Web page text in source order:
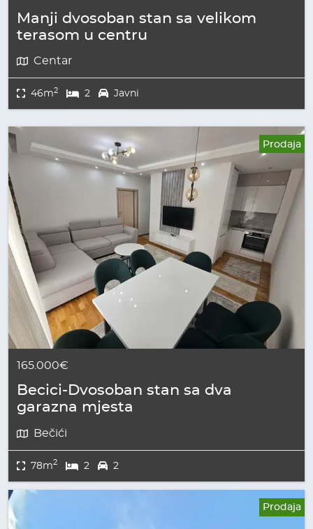
Manji dvosoban stan sa velikom
terasom u centru
Centar
46m2 2 Javni
Prodaja
165.000€
Becici-Dvosoban stan sa dva
garazna mjesta
Bečići
78m2 2 2
Prodaja